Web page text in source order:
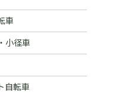
車
小径車
自転車